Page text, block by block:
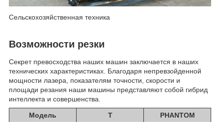
Сельскохозяйственная техника
Возможности резки
Секрет превосходства наших машин заключается в наших
технических характеристиках. Благодаря непревзойденной
мощности лазера, показателям точности, скорости и
площади резания наши машины представляют собой гибрид
интеллекта и совершенства.
Модель T
PHANTOM